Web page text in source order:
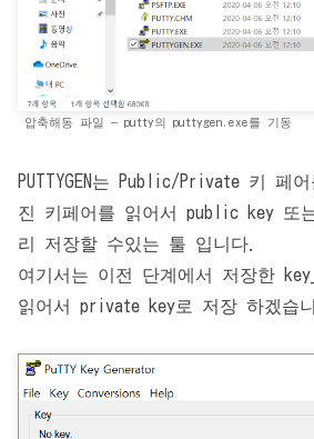
압축해동 파일 – putty의 puttygen.exe를 기동
PUTTYGEN는 Public/Private 키 페
진 키페어를 읽어서 public key 또
리 저장할 수있는 툴 입니다.
여기서는 이전 단계에서 저장한
읽어서 private key로 저장 하겠습